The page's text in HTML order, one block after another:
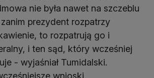
nie była nawet na szczeblu
prezydent rozpatrzy
to rozpatrują go i
i ten sąd, który wcześniej
- wyjaśniał Tumidalski.
wnioski